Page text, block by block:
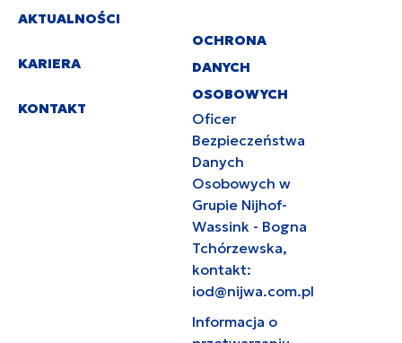
AKTUALNOŚCI
KARIERA
KONTAKT
OCHRONA
DANYCH
OSOBOWYCH
Oficer
Bezpieczeństwa
Danych
Osobowych w
Grupie Nijhof-
Wassink - Bogna
Tchórzewska,
kontakt:
iod@nijwa.com.pl
Informacja o